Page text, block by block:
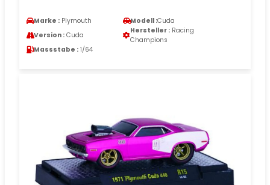
Marke : Plymouth Modell :Cuda
Version : Cuda
Hersteller : Racing
Champions
Massstabe : 1/64